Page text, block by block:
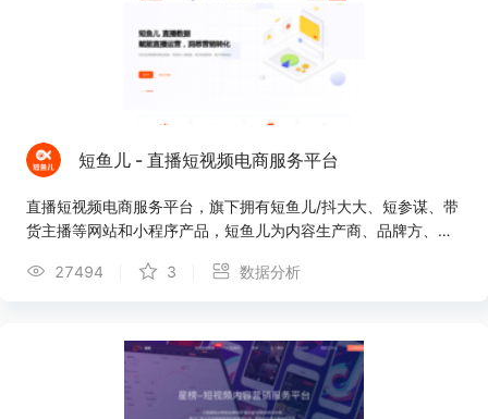
短鱼儿 - 直播短视频电商服务平台
直播短视频电商服务平台，旗下拥有短鱼儿/抖大大、短参谋、带
货主播等网站和小程序产品，短鱼儿为内容生产商、品牌方、商
销效果评估及综合性解决方案，帮助企业驱动业务决策。
27494 3 数据分析